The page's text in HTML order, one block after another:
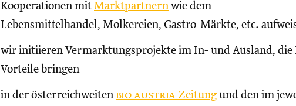
Kooperationen mit Marktpartnernwie dem
Lebensmittelhandel, Molkereien, Gastro-Märkte, etc.
wir initiieren Vermarktungsprojekte im In- und Ausland,
Vorteile bringen
in der österreichweiten bio austria Zeitungund den im